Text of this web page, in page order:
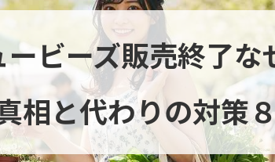
ービーズ販売終了
相と代わりの対策